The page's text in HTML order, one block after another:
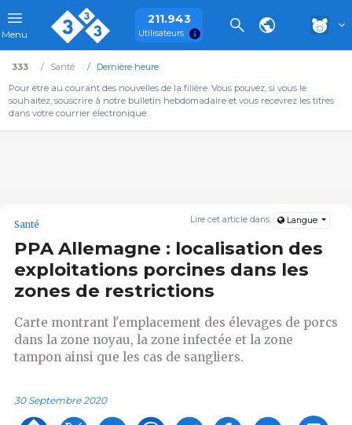
Menu
211.943
Utilisateurs
333 Santé
Dernière heure
Pour être au courant des nouvelles de la filière. Vous pouvez, si vous le
souhaitez, souscrire à notre bulletin hebdomadaire et vous recevrez les titres
dans votre courrier électronique.
Lire cet article dans: Langue
Santé
PPA Allemagne : localisation des
exploitations porcines dans les
zones de restrictions
Carte montrant l'emplacement des élevages de porcs
dans la zone noyau, la zone infectée et la zone
tampon ainsi que les cas de sangliers.
30 Septembre 2020